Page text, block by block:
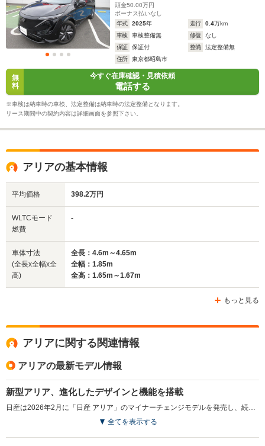
頭金50.00万円
ボーナス払いなし
年式
2025年 走行 0.4万km
車検
車検整備無 修復
なし
保証
保証付 整備
法定整備無
住所
東京都昭島市
無
料
今すぐ在庫確認・見積依頼
電話する
※車検は納車時の車検、法定整備は納車時の法定整備となります。
リース期間中の契約内容は詳細画面を参照下さい。
アリアの基本情報
平均価格 398.2万円
WLTCモード
燃費
-
車体寸法
(全長x全幅x全
高)
全長：4.6m～4.65m
全幅：1.85m
全高：1.65m～1.67m
もっと見る
アリアに関する関連情報
アリアの最新モデル情報
新型アリア、進化したデザインと機能を搭載
日産は2026年2月に「日産 アリア」のマイナーチェンジモデルを発売し、続いて3月に「日産 アリアNISMO」を発売した。「日産 アリア」は2021年に登場したフラッグシップEVで、加速や静粛性、快適な室内空間が好評を得ている。今回の改良ではフロントデザインを一新し、快適な乗り心地を提供する新サスペンションを採用した。さらに、Google搭載のNissanConnectインフォテインメントシステムで多彩な情報をシームレスに利用できるようになり、充電ポートに専用コネクターを接続することで電力を取り出すV2L機能も搭載。加えて、乗り心地の向上や運転支援機能の強化により、より快適なEVライフを提供することを目指している。日産EVモデルのフラッグシップである「日産 アリアNISMO」も同様のアップデートが施されている。（2026.2）
全てを表示する